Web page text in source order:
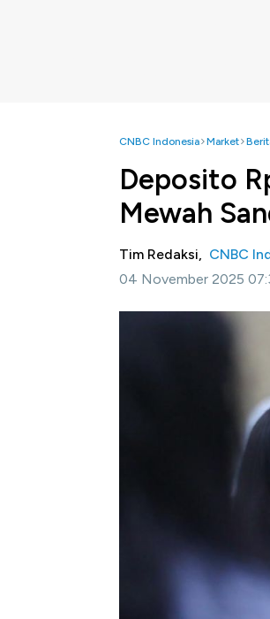
CNBC Indonesia Market
Deposito
Mewah
Tim Redaksi, CNBC
04 November 2025